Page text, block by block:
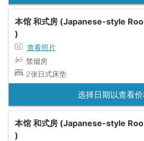
本馆 和式房 (Japanese-style
)
查看照片
禁烟房
2张日式床垫
选择日期以查看
本馆 和式房 (Japanese-style
)